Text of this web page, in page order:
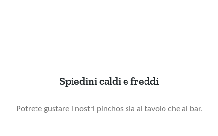
Spiedini caldi e freddi
Potrete gustare i nostri pinchos sia al tavolo che al bar.